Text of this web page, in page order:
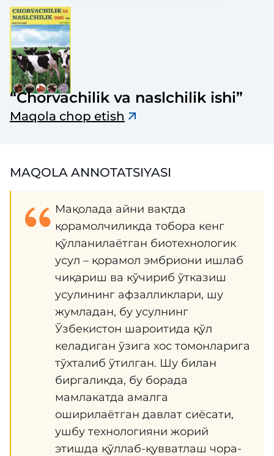
“Chorvachilik va naslchilik ishi”
Maqola chop etish
MAQOLA ANNOTATSIYASI
Мақолада айни вақтда
қорамолчиликда тобора кенг
қўлланилаётган биотехнологик
усул – қорамол эмбриони ишлаб
чиқариш ва кўчириб ўтказиш
усулининг афзалликлари, шу
жумладан, бу усулнинг
Ўзбекистон шароитида қўл
келадиган ўзига хос томонларига
тўхталиб ўтилган. Шу билан
биргаликда, бу борада
мамлакатда амалга
оширилаётган давлат сиёсати,
ушбу технологияни жорий
этишда қўллаб-қувватлаш чора-